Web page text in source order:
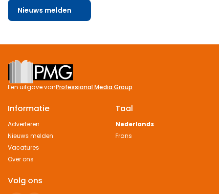
Nieuws melden
Footer
Een uitgave vanProfessional Media Group
Informatie
Adverteren
Nieuws melden
Vacatures
Over ons
Taal
Nederlands
Frans
Volg ons